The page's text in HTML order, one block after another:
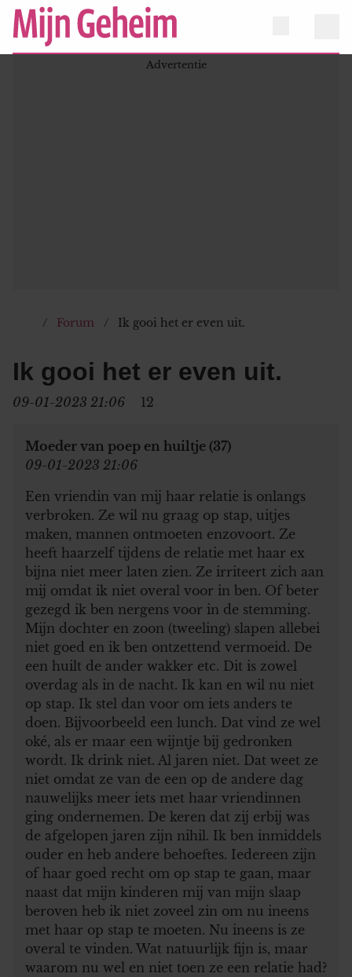
Forum Ik gooi het er even uit.
Ik gooi het er even uit.
09-01-2023 21:06 12
Moeder van poep en huiltje (37)
09-01-2023 21:06
Een vriendin van mij haar relatie is onlangs
verbroken. Ze wil nu graag op stap, uitjes
maken, mannen ontmoeten enzovoort. Ze
heeft haarzelf tijdens de relatie met haar ex
bijna niet meer laten zien. Ze irriteert zich aan
mij omdat ik niet overal voor in ben. Of beter
gezegd ik ben nergens voor in de stemming.
Mijn dochter en zoon (tweeling) slapen allebei
niet goed en ik ben ontzettend vermoeid. De
een huilt de ander wakker etc. Dit is zowel
overdag als in de nacht. Ik kan en wil nu niet
op stap. Ik stel dan voor om iets anders te
doen. Bijvoorbeeld een lunch. Dat vind ze wel
oké, als er maar een wijntje bij gedronken
wordt. Ik drink niet. Al jaren niet. Dat weet ze
niet omdat ze van de een op de andere dag
nauwelijks meer iets met haar vriendinnen
ging ondernemen. De keren dat zij erbij was
de afgelopen jaren zijn nihil. Ik ben inmiddels
ouder en heb andere behoeftes. Iedereen zijn
of haar goed recht om op stap te gaan, maar
naast dat mijn kinderen mij van mijn slaap
beroven heb ik niet zoveel zin om nu ineens
met haar op stap te moeten. Nu ineens is ze
overal te vinden. Wat natuurlijk fijn is, maar
waarom nu wel en niet toen ze een relatie had?